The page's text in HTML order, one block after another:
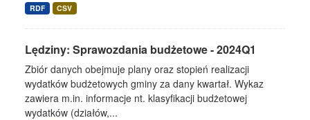
RDF CSV
Lędziny: Sprawozdania budżetowe - 2024Q1
Zbiór danych obejmuje plany oraz stopień realizacji
wydatków budżetowych gminy za dany kwartał. Wykaz
zawiera m.in. informacje nt. klasyfikacji budżetowej
wydatków (działów,...